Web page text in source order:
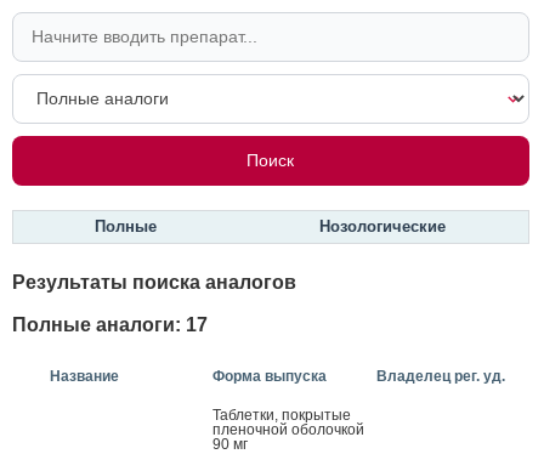
Полные Нозологические
Результаты поиска аналогов
Полные аналоги: 17
Название Форма выпуска Владелец рег. уд.
Таб­летки, пок­ры­тые
пле­ноч­ной обо­лоч­кой
90 мг